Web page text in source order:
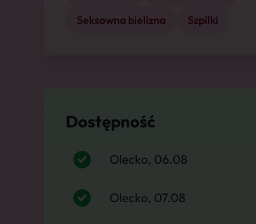
Seksowna bielizna
Szpilki
Dostępność
Olecko, 06.08
Olecko, 07.08